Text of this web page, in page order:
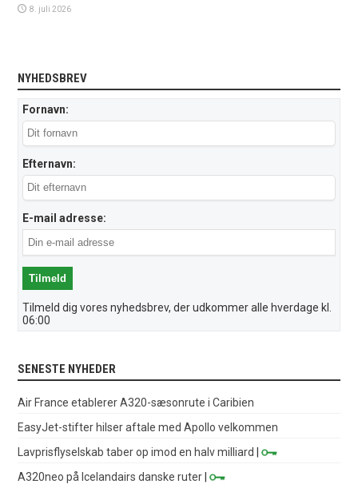
8. juli 2026
NYHEDSBREV
Fornavn:
Efternavn:
E-mail adresse:
Tilmeld dig vores nyhedsbrev, der udkommer alle hverdage kl.
06:00
SENESTE NYHEDER
Air France etablerer A320-sæsonrute i Caribien
EasyJet-stifter hilser aftale med Apollo velkommen
Lavprisflyselskab taber op imod en halv milliard
|
A320neo på Icelandairs danske ruter |